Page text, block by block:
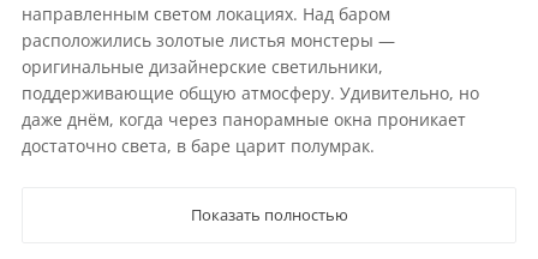
направленным светом локациях. Над баром
расположились золотые листья монстеры —
оригинальные дизайнерские светильники,
поддерживающие общую атмосферу. Удивительно, но
даже днём, когда через панорамные окна проникает
достаточно света, в баре царит полумрак.
Показать полностью